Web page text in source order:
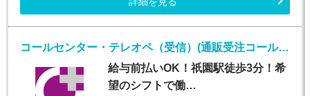
コールセンター・テレオペ（受信）(通販受注コールセンターオペレーター)
給与前払いOK！祇園駅徒歩3分！希
望のシフトで働…